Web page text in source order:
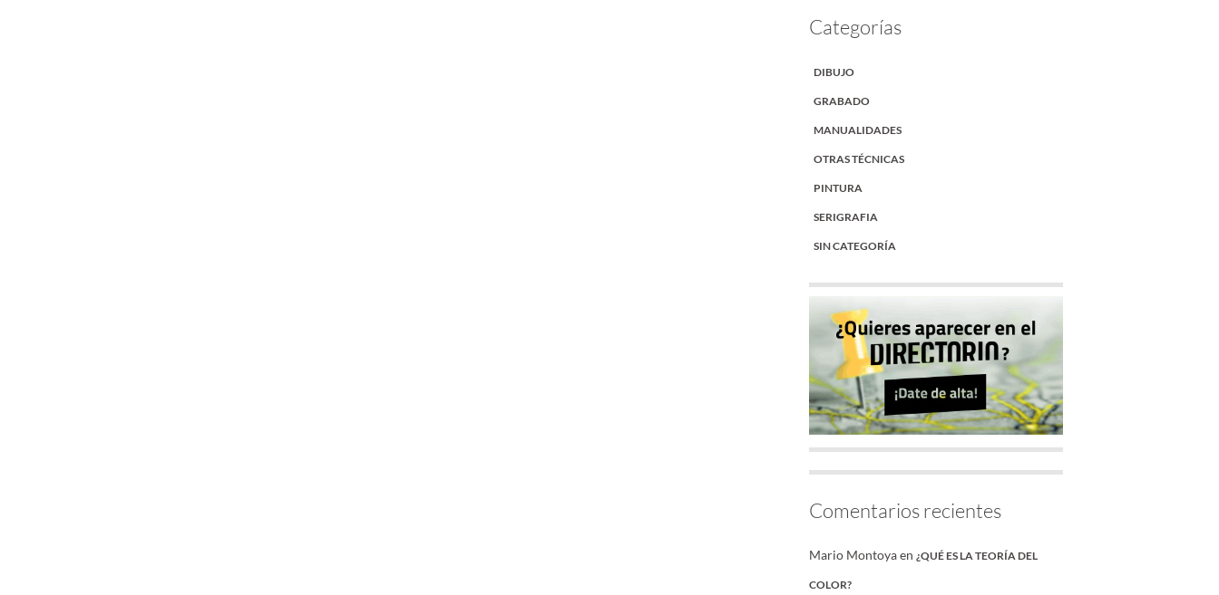
Categorías
DIBUJO
GRABADO
MANUALIDADES
OTRAS TÉCNICAS
PINTURA
SERIGRAFIA
SIN CATEGORÍA
Comentarios recientes
Mario Montoyaen ¿QUÉ ES LA TEORÍA DEL
COLOR?